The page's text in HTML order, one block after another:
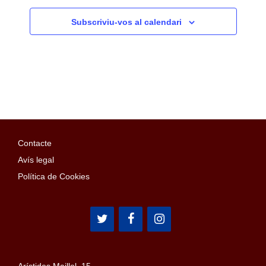
Subscriviu-vos al calendari
Contacte
Avís legal
Política de Cookies